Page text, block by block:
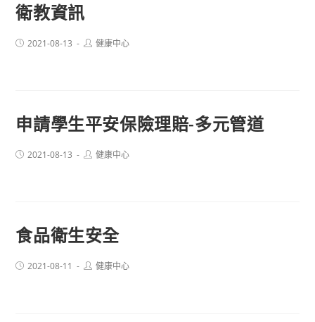
衛教資訊
Post2021-08-13
Post健康中心
申請學生平安保險理賠-多元管道
Post2021-08-13
Post健康中心
食品衛生安全
Post2021-08-11
Post健康中心